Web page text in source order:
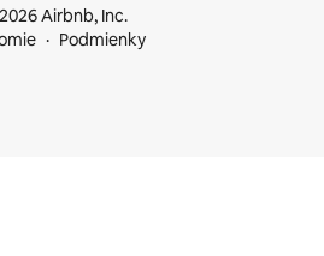
Airbnb, Inc.
Podmienky